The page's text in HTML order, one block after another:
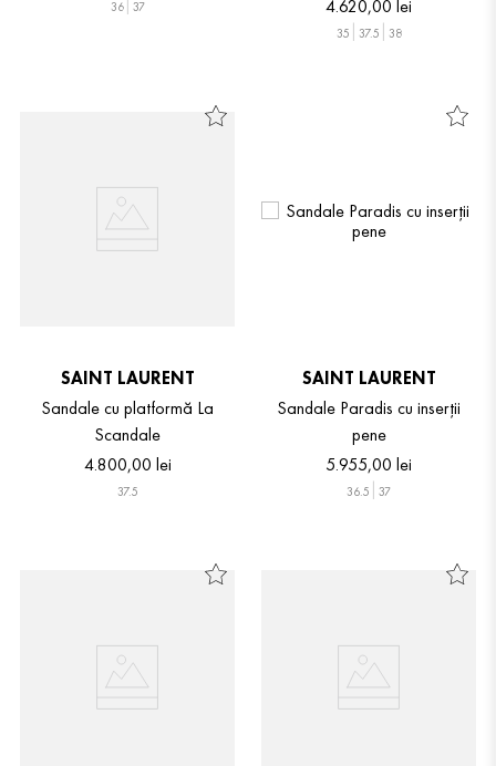
36 37 4.620,00 lei
35 37.5 38
SAINT LAURENT
Sandale cu platformă La
Scandale
4.800,00 lei
37.5
SAINT LAURENT
Sandale Paradis cu inserții
pene
5.955,00 lei
36.5 37